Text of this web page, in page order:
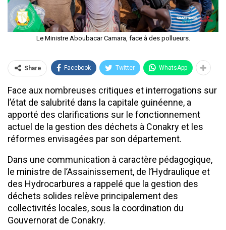
Le Ministre Aboubacar Camara, face à des pollueurs.
Share Facebook Twitter WhatsApp
Face aux nombreuses critiques et interrogations sur
l’état de salubrité dans la capitale guinéenne, a
apporté des clarifications sur le fonctionnement
actuel de la gestion des déchets à Conakry et les
réformes envisagées par son département.
Dans une communication à caractère pédagogique,
le ministre de l’Assainissement, de l’Hydraulique et
des Hydrocarbures a rappelé que la gestion des
déchets solides relève principalement des
collectivités locales, sous la coordination du
Gouvernorat de Conakry.